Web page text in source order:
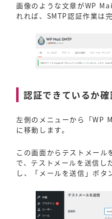
画像のような文章がWP
れれば、SMTP認証作業は完
認証できているか確
左側のメニューから「WP
に移動します。
この画面からテストメール
で、テストメールを送信し
し、「メールを送信」ボタ